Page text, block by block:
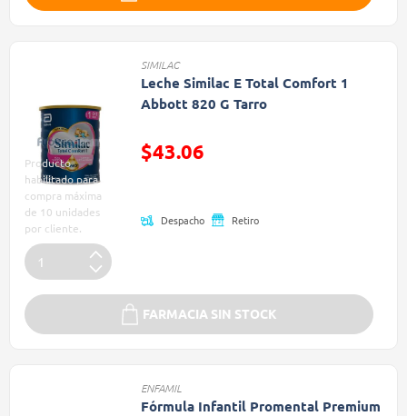
Producto
habilitado para
compra máxima
de 10 unidades
por cliente.
SIMILAC
Leche Similac E Total Comfort 1
Abbott 820 G Tarro
$43.06
Despacho Retiro
FARMACIA SIN STOCK
ENFAMIL
Fórmula Infantil Promental Premium